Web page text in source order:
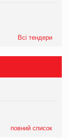
Всі тендери
повний список